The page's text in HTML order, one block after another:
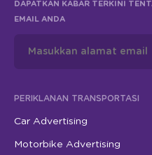
DAPATKAN KABAR TERKINI
EMAIL ANDA
PERIKLANAN TRANSPORTASI
Car Advertising
Motorbike Advertising